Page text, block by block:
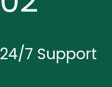
24/7 Support